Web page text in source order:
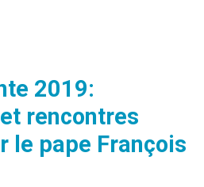
2019:
rencontres
le pape François